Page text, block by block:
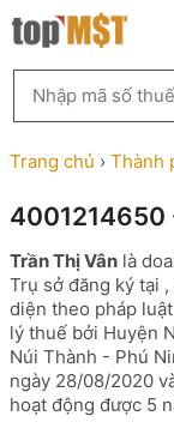
Chuyển
đến
kiếm
MST
theo
tên
ty,
người
đại
diện
hoặc
mã
số
thuế
...
Trang chủ › Thành
4001214650
Trần Thị Vân là
Trụ sở đăng ký tại
diện theo pháp
lý thuế bởi Huyện
Núi Thành - Phú
ngày 28/08/2020
hoạt động được 5